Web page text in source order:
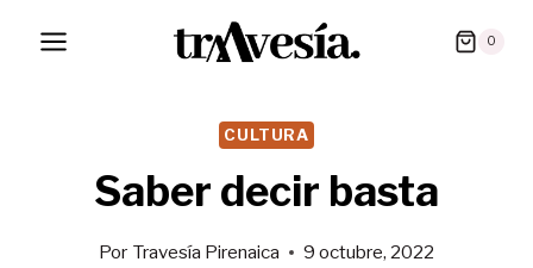
0
CULTURA
Saber decir basta
Por Travesía Pirenaica 9 octubre, 2022